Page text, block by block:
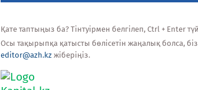
Қате таптыңыз ба? Тінтуірмен белгілеп, Ctrl + Enter
Осы тақырыпқа қатысты бөлісетін жаңалық болса,
editor@azh.kz жіберіңіз.